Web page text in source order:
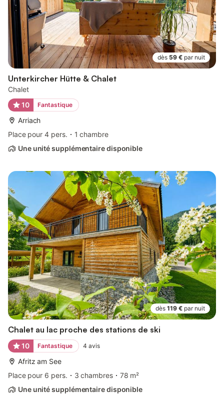
dès 59 € par nuit
Unterkircher Hütte & Chalet
Chalet
10
Fantastique
Arriach
Place pour 4 pers.
1 chambre
Une unité supplémentaire disponible
dès 119 € par nuit
Chalet au lac proche des stations de ski
10 Fantastique 4 avis
Afritz am See
Place pour 6 pers.
3 chambres
78 m²
Une unité supplémentaire disponible